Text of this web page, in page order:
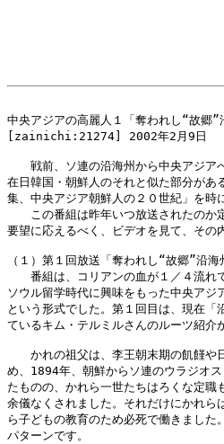
中央アジアの高麗人１「奪われし“故郷”
[zainichi:21274] 2002年2月9日
戦前、ソ連の沿海州から中央アジア
在日韓国・朝鮮人のそれと似た部分があ
集、中央アジア朝鮮人の２０世紀」を時
この番組は昨年いつ放送されたのか
要望に応えるべく、ビデオを見て、その
（１）第１回放送「奪われし“故郷”沿海
番組は、コリアンの血が１／４流れ
ソウル留学時代に興味をもった中央ア
という形式でした。第１回目は、現在
ているキム・テルミルさんのルーツ紹介
かれの祖父は、李王朝末期の飢饉や
め、1894年、朝鮮からソ連のウラジオ
たものの、かれら一世たちはろくな定職
余儀なくされました。それだけにかれら
ら子どもの教育のため必死で働きまし
パターンです。